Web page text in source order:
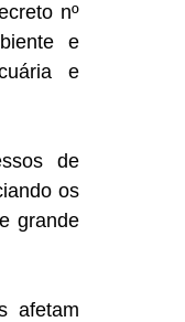
nº
e
e
de
os
grande
afetam